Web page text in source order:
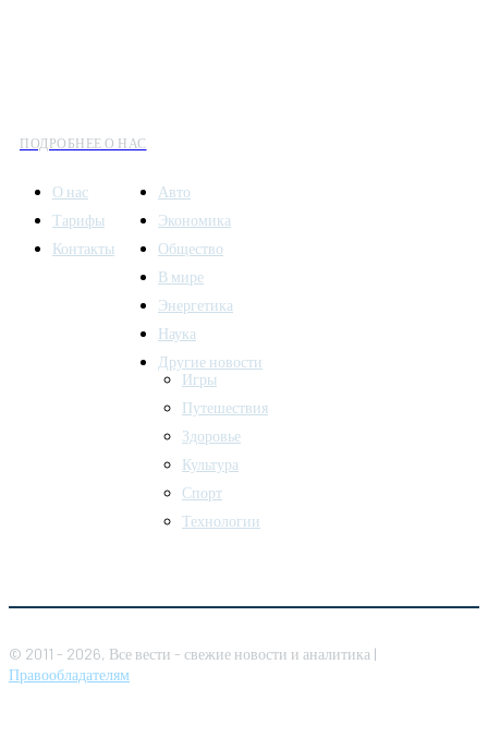
ПОДРОБНЕЕ О НАС
О нас
Тарифы
Контакты
Авто
Экономика
Общество
В мире
Энергетика
Наука
Другие новости
Игры
Путешествия
Здоровье
Культура
Спорт
Технологии
© 2011 - 2026, Все вести - свежие новости и аналитика |
Правообладателям